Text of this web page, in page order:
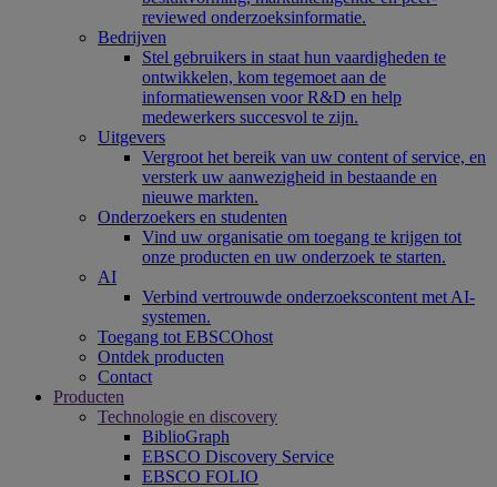
reviewed onderzoeksinformatie.
Bedrijven
Stel gebruikers in staat hun vaardigheden te
ontwikkelen, kom tegemoet aan de
informatiewensen voor R&D en help
medewerkers succesvol te zijn.
Uitgevers
Vergroot het bereik van uw content of service, en
versterk uw aanwezigheid in bestaande en
nieuwe markten.
Onderzoekers en studenten
Vind uw organisatie om toegang te krijgen tot
onze producten en uw onderzoek te starten.
AI
Verbind vertrouwde onderzoekscontent met AI-
systemen.
Toegang tot EBSCOhost
Ontdek producten
Contact
Producten
Technologie en discovery
BiblioGraph
EBSCO Discovery Service
EBSCO FOLIO